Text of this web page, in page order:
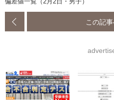
この記